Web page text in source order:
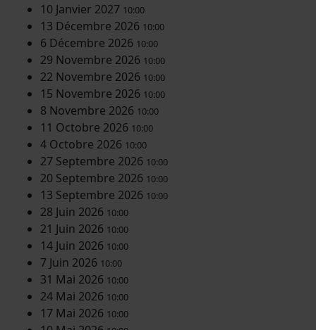
10 Janvier 2027 10:00
13 Décembre 2026 10:00
6 Décembre 2026 10:00
29 Novembre 2026 10:00
22 Novembre 2026 10:00
15 Novembre 2026 10:00
8 Novembre 2026 10:00
11 Octobre 2026 10:00
4 Octobre 2026 10:00
27 Septembre 2026 10:00
20 Septembre 2026 10:00
13 Septembre 2026 10:00
28 Juin 2026 10:00
21 Juin 2026 10:00
14 Juin 2026 10:00
7 Juin 2026 10:00
31 Mai 2026 10:00
24 Mai 2026 10:00
17 Mai 2026 10:00